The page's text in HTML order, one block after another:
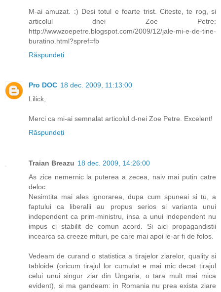
M-ai amuzat. :) Desi totul e foarte trist. Citeste, te rog, si
articolul dnei Zoe Petre:
http://wwwzoepetre.blogspot.com/2009/12/jale-mi-e-de-tine-
buratino.html?spref=fb
Răspundeți
Pro DOC 18 dec. 2009, 11:13:00
Lilick,
Merci ca mi-ai semnalat articolul d-nei Zoe Petre. Excelent!
Răspundeți
Traian Breazu 18 dec. 2009, 14:26:00
As zice nemernic la puterea a zecea, naiv mai putin catre
deloc.
Nesimtita mai ales ignorarea, dupa cum spuneai si tu, a
faptului ca liberalii au propus serios si varianta unui
independent ca prim-ministru, insa a unui independent nu
impus ci stabilit de comun acord. Si aici propagandistii
incearca sa creeze mituri, pe care mai apoi le-ar fi de folos.
Vedeam de curand o statistica a tirajelor ziarelor, quality si
tabloide (oricum tirajul lor cumulat e mai mic decat tirajul
celui unui singur ziar din Ungaria, o tara mult mai mica
evident), si ma gandeam: in Romania nu prea exista ziare